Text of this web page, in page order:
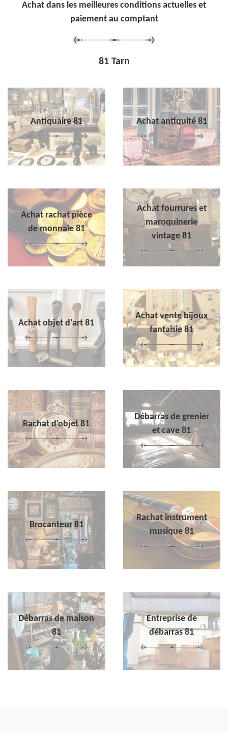
Achat dans les meilleures conditions actuelles et
paiement au comptant
81 Tarn
Antiquaire 81 Achat antiquité 81
Achat rachat pièce
de monnaie 81
Achat fourrures et
maroquinerie
vintage 81
Achat objet d'art 81
Achat vente bijoux
fantaisie 81
Rachat d'objet 81
Débarras de grenier
et cave 81
Brocanteur 81
Rachat instrument
musique 81
Débarras de maison
81
Entreprise de
débarras 81